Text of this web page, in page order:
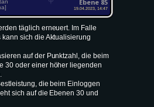
Ebene 85
19.04.2023, 14:47
täglich erneuert. Im Falle
sich die Aktualisierung
auf der Punktzahl, die beim
30 oder einer höher liegenden
die beim Einloggen
sich auf die Ebenen 30 und